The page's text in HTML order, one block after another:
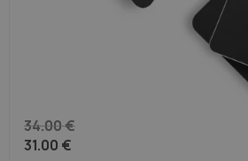
34.00€
31.00 €